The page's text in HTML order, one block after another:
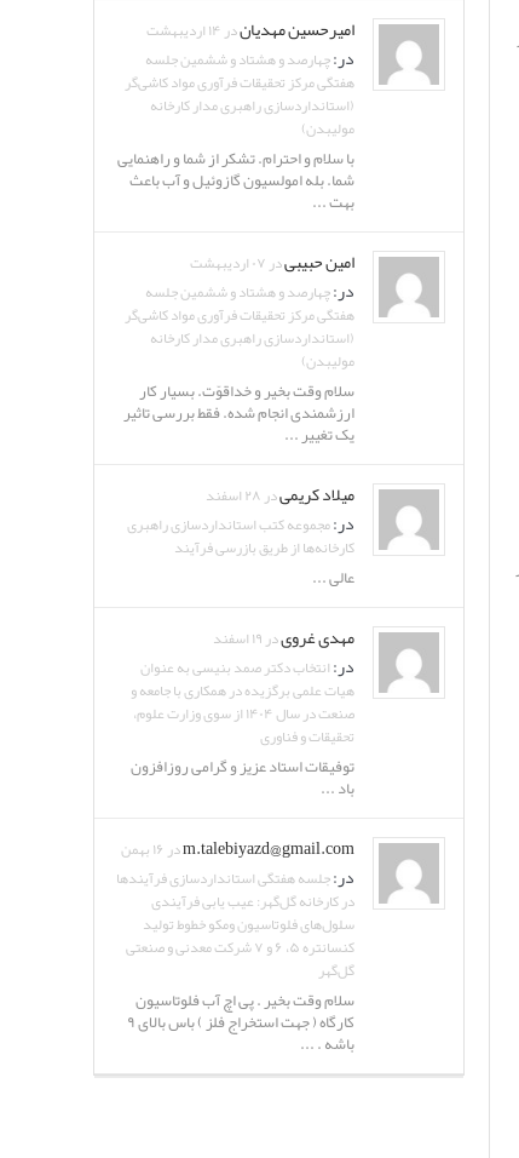
امیرحسین مهدیاندر ۱۴ اردیبهشت
در:چهارصد و هشتاد و ششمین جلسه
هفتگی مرکز تحقیقات فرآوری مواد کاشی‌گر
(استانداردسازی راهبری مدار کارخانه
مولیبدن)
با سلام و احترام. تشکر از شما و راهنمایی
شما. بله امولسیون گازوئیل و آب باعث
بهت ...
امین حبیبیدر ۰۷ اردیبهشت
در:چهارصد و هشتاد و ششمین جلسه
هفتگی مرکز تحقیقات فرآوری مواد کاشی‌گر
(استانداردسازی راهبری مدار کارخانه
مولیبدن)
سلام وقت بخیر و خداقوّت. بسیار کار
ارزشمندی انجام شده. فقط بررسی تاثیر
یک تغییر ...
میلاد کریمیدر ۲۸ اسفند
در:مجموعه کتب استانداردسازی راهبری
کارخانه‌ها از طریق بازرسی فرآیند
عالی ...
مهدی غرویدر ۱۹ اسفند
در:انتخاب دکتر صمد بنیسی به عنوان
هیات علمی برگزیده در همکاری با جامعه و
صنعت در سال ۱۴۰۴ از سوی وزارت علوم،
تحقیقات و فناوری
توفیقات استاد عزیز و گرامی روزافزون
باد ...
m.talebiyazd@gmail.comدر ۱۶ بهمن
در:جلسه هفتگی استانداردسازی فرآیندها
در کارخانه گل‌گهر: عیب یابی فرآیندی
سلول‌های فلوتاسیون ومکو خطوط تولید
کنسانتره ۵، ۶ و ۷ شرکت معدنی و صنعتی
گل‌گهر
سلام وقت بخیر . پی اچ آب فلوتاسیون
کارگاه ( جهت استخراج فلز ) باس بالای ۹
باشه . ...